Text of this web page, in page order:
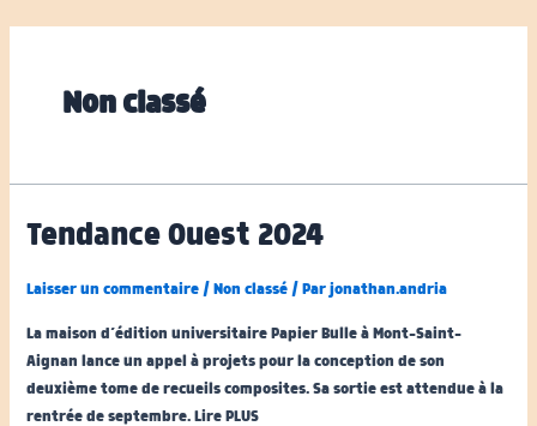
Non classé
Tendance Ouest 2024
Laisser un commentaire / Non classé / Parjonathan.andria
La maison d’édition universitaire Papier Bulle à Mont-Saint-
Aignan lance un appel à projets pour la conception de son
deuxième tome de recueils composites. Sa sortie est attendue à la
rentrée de septembre. Lire PLUS